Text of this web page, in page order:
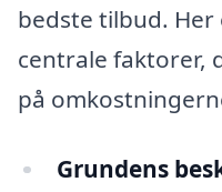
bedste tilbud. Her
centrale faktorer,
på
Grundens